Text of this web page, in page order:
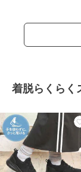
着脱らくらく